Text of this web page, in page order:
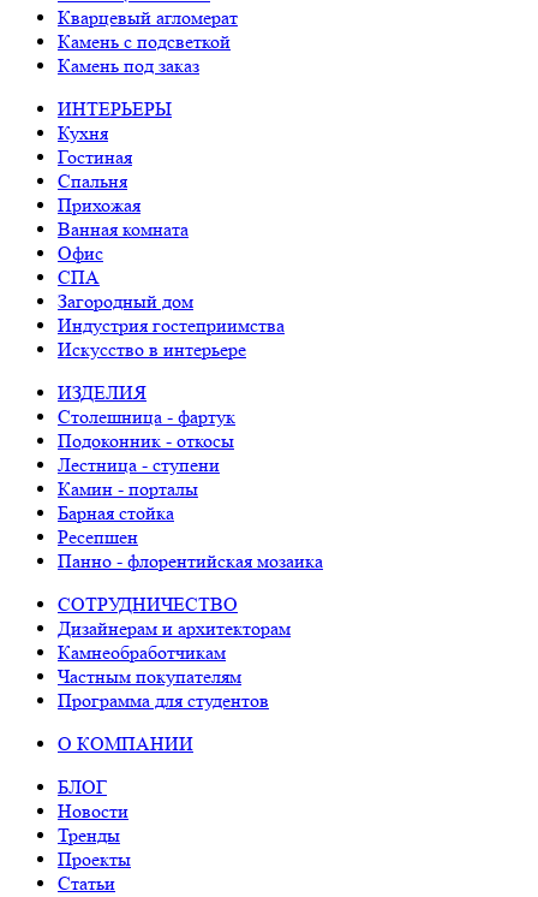
Кварцевый агломерат
Камень с подсветкой
Камень под заказ
ИНТЕРЬЕРЫ
Кухня
Гостиная
Спальня
Прихожая
Ванная комната
Офис
СПА
Загородный дом
Индустрия гостеприимства
Искусство в интерьере
ИЗДЕЛИЯ
Столешница - фартук
Подоконник - откосы
Лестница - ступени
Камин - порталы
Барная стойка
Ресепшен
Панно - флорентийская мозаика
СОТРУДНИЧЕСТВО
Дизайнерам и архитекторам
Камнеобработчикам
Частным покупателям
Программа для студентов
О КОМПАНИИ
БЛОГ
Новости
Тренды
Проекты
Статьи